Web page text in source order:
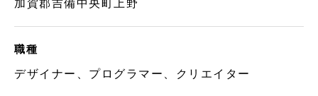
加賀郡吉備中央町上野
職種
デザイナー、プログラマー、クリエイター